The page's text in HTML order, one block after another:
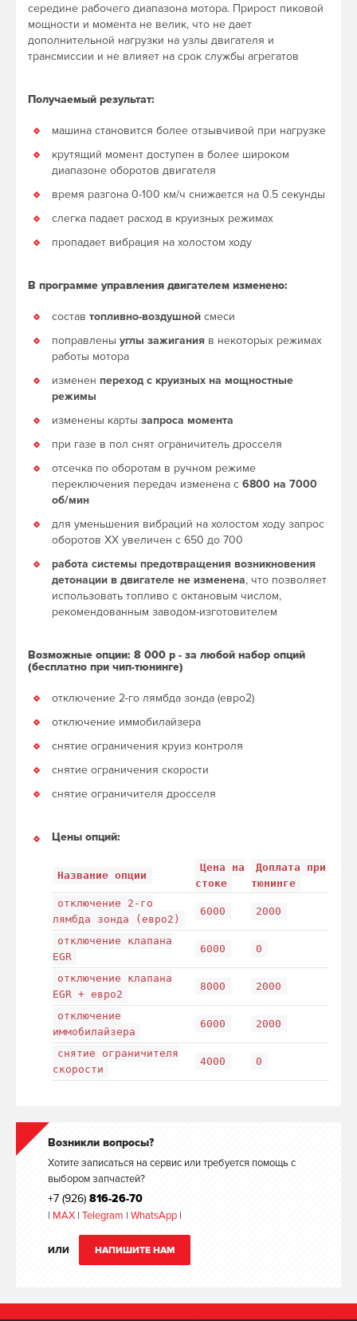
середине рабочего диапазона мотора. Прирост пиковой
мощности и момента не велик, что не дает
дополнительной нагрузки на узлы двигателя и
трансмиссии и не влияет на срок службы агрегатов
Получаемый результат:
машина становится более отзывчивой при нагрузке
крутящий момент доступен в более широком
диапазоне оборотов двигателя
время разгона 0-100 км/ч снижается на 0.5 секунды
слегка падает расход в круизных режимах
пропадает вибрация на холостом ходу
В программе управления двигателем изменено:
состав топливно-воздушной смеси
поправлены углы зажигания в некоторых режимах
работы мотора
изменен переход с круизных на мощностные
режимы
изменены карты запроса момента
при газе в пол снят ограничитель дросселя
отсечка по оборотам в ручном режиме
переключения передач изменена с 6800 на 7000
об/мин
для уменьшения вибраций на холостом ходу запрос
оборотов ХХ увеличен с 650 до 700
работа системы предотвращения возникновения
детонации в двигателе не изменена, что позволяет
использовать топливо с октановым числом,
рекомендованным заводом-изготовителем
Возможные опции: 8 000 р - за любой набор опций
(бесплатно при чип-тюнинге)
отключение 2-го лямбда зонда (евро2)
отключение иммобилайзера
снятие ограничения круиз контроля
снятие ограничения скорости
снятие ограничителя дросселя
Цены опций:
Название опции
Цена на
стоке
Доплата при
тюнинге
отключение 2-го
лямбда зонда (евро2)
6000 2000
отключение клапана
EGR
6000 0
отключение клапана
EGR + евро2
8000 2000
отключение
иммобилайзера
6000 2000
снятие ограничителя
скорости
4000 0
Возникли вопросы?
Хотите записаться на сервис или требуется помощь с
выбором запчастей?
+7 (926) 816-26-70
| MAX | Telegram | WhatsApp |
ИЛИ НАПИШИТЕ НАМ